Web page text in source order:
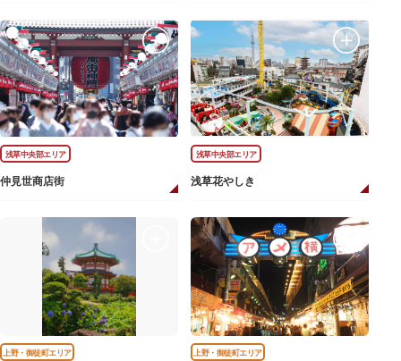
浅草中央部エリア
仲見世商店街
浅草中央部エリア
浅草花やしき
上野・御徒町エリア 上野・御徒町エリア